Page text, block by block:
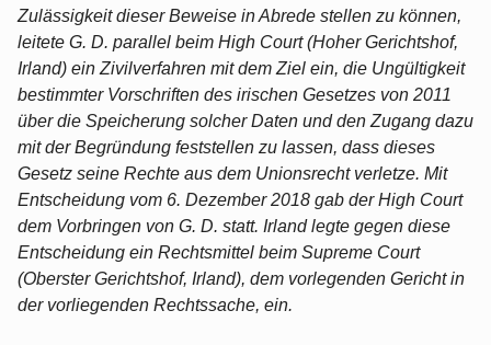
Zulässigkeit dieser Beweise in Abrede stellen zu können,
leitete G. D. parallel beim High Court (Hoher Gerichtshof,
Irland) ein Zivilverfahren mit dem Ziel ein, die Ungültigkeit
bestimmter Vorschriften des irischen Gesetzes von 2011
über die Speicherung solcher Daten und den Zugang dazu
mit der Begründung feststellen zu lassen, dass dieses
Gesetz seine Rechte aus dem Unionsrecht verletze. Mit
Entscheidung vom 6. Dezember 2018 gab der High Court
dem Vorbringen von G. D. statt. Irland legte gegen diese
Entscheidung ein Rechtsmittel beim Supreme Court
(Oberster Gerichtshof, Irland), dem vorlegenden Gericht in
der vorliegenden Rechtssache, ein.